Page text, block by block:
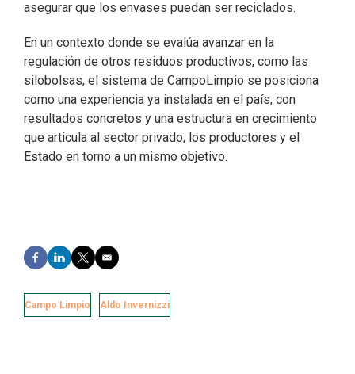
asegurar que los envases puedan ser reciclados.
En un contexto donde se evalúa avanzar en la
regulación de otros residuos productivos, como las
silobolsas, el sistema de CampoLimpio se posiciona
como una experiencia ya instalada en el país, con
resultados concretos y una estructura en crecimiento
que articula al sector privado, los productores y el
Estado en torno a un mismo objetivo.
F
a
e
b
L
i
k
e
T
w
t
t
E
m
i
l
Campo Limpio Aldo Invernizzi